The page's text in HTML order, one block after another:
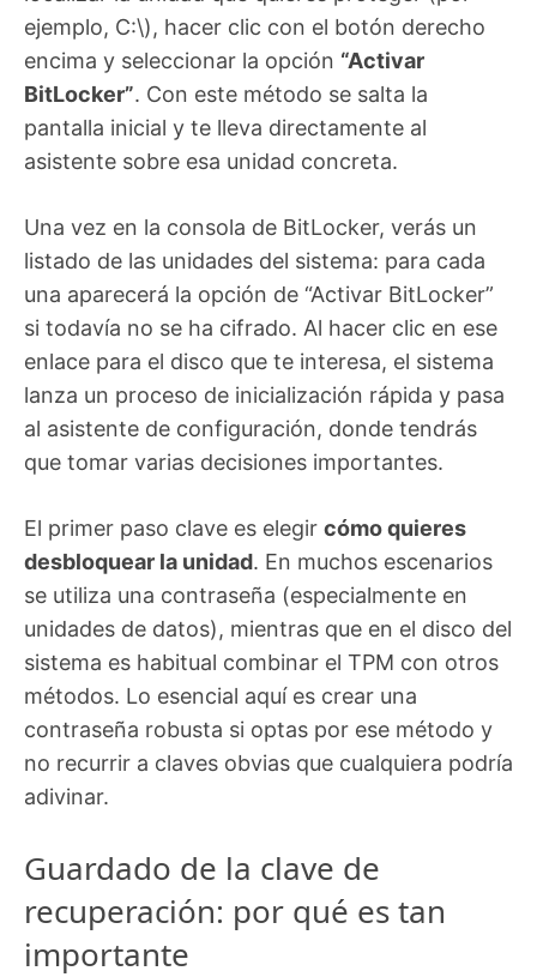
ejemplo, C:\), hacer clic con el botón derecho
encima y seleccionar la opción “Activar
BitLocker”. Con este método se salta la
pantalla inicial y te lleva directamente al
asistente sobre esa unidad concreta.
Una vez en la consola de BitLocker, verás un
listado de las unidades del sistema: para cada
una aparecerá la opción de “Activar BitLocker”
si todavía no se ha cifrado. Al hacer clic en ese
enlace para el disco que te interesa, el sistema
lanza un proceso de inicialización rápida y pasa
al asistente de configuración, donde tendrás
que tomar varias decisiones importantes.
El primer paso clave es elegir cómo quieres
desbloquear la unidad. En muchos escenarios
se utiliza una contraseña (especialmente en
unidades de datos), mientras que en el disco del
sistema es habitual combinar el TPM con otros
métodos. Lo esencial aquí es crear una
contraseña robusta si optas por ese método y
no recurrir a claves obvias que cualquiera podría
adivinar.
Guardado de la clave de
recuperación: por qué es tan
importante